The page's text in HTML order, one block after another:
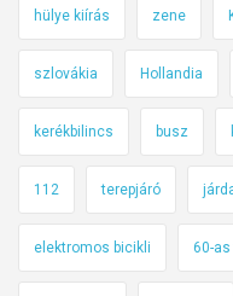
hülye kiírás zene
szlovákia Hollandia
kerékbilincs busz
112 terepjáró
elektromos bicikli 60-as